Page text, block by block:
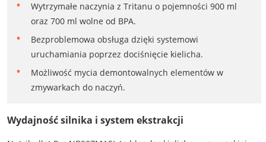
Wytrzymałe naczynia z Tritanu o pojemności 900 ml
oraz 700 ml wolne od BPA.
Bezproblemowa obsługa dzięki systemowi
uruchamiania poprzez dociśnięcie kielicha.
Możliwość mycia demontowalnych elementów w
zmywarkach do naczyń.
Wydajność silnika i system ekstrakcji